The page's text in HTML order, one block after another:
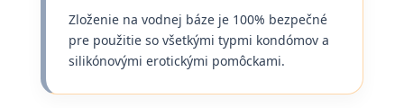
Zloženie na vodnej báze je 100% bezpečné
pre použitie so všetkými typmi kondómov a
silikónovými erotickými pomôckami.